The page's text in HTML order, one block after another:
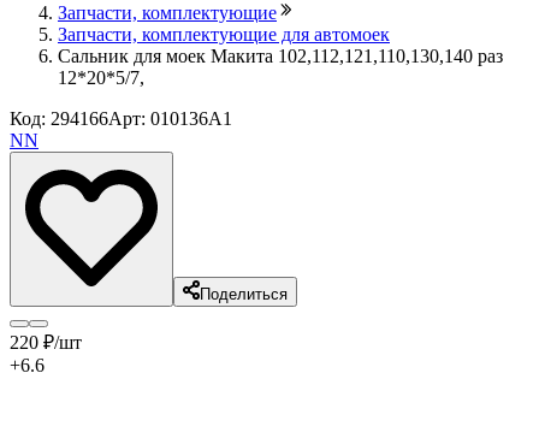
Запчасти, комплектующие
Запчасти, комплектующие для автомоек
Сальник для моек Макита 102,112,121,110,130,140 раз
12*20*5/7,
Код: 294166Арт: 010136A1
NN
Поделиться
220 ₽/шт
+6.6